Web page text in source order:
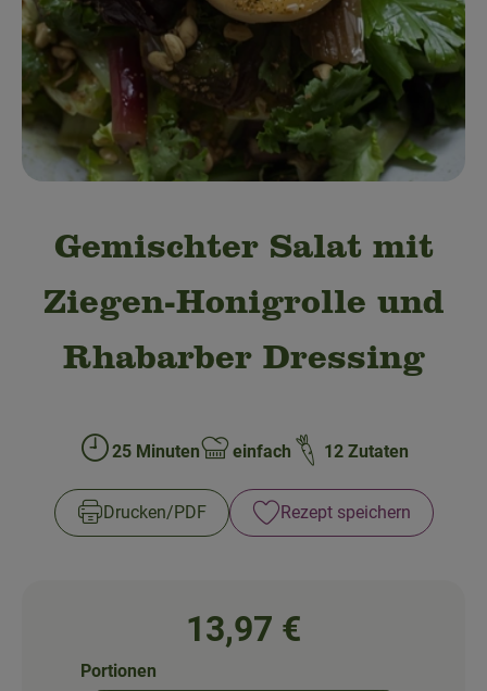
Obst & Gemüse
Bäckerei
Kühltheke
Speisekammer
Drogerie & Haushalt
💜 Schnupperangebot
🍎 Bio-Jobkiste
So geht's!
Über uns
Gemischter Salat mit
Ziegen-Honigrolle und
Rhabarber Dressing
Zubreitungszeit:
25 Minuten
Schwierigkeit:
einfach 12 Zutaten
Drucken​/​PDF Rezept speichern
13,97 €
Portionen